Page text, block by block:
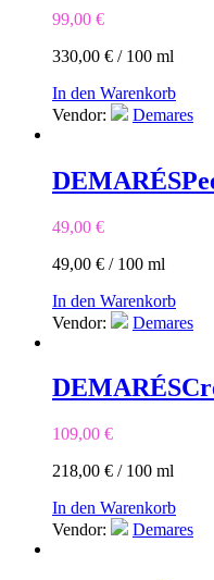
99,00 €
330,00 € / 100 ml
In den Warenkorb
Vendor:
Demares
DEMARÉS
49,00 €
49,00 € / 100 ml
In den Warenkorb
Vendor:
Demares
DEMARÉS
109,00 €
218,00 € / 100 ml
In den Warenkorb
Vendor:
Demares